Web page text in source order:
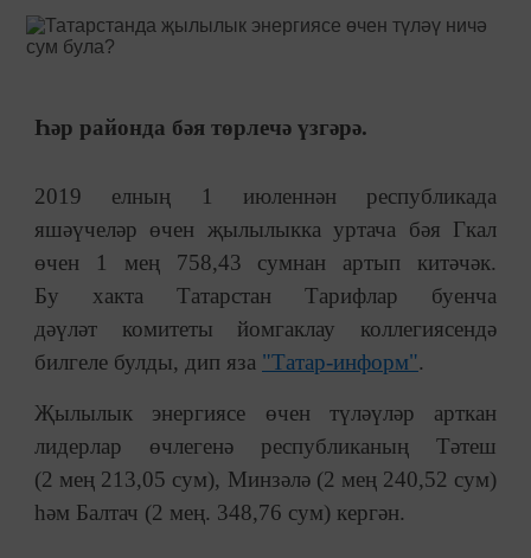
Һәр районда бәя төрлечә үзгәрә.
2019 елның 1 июленнән республикада
яшәүчеләр өчен җылылыкка уртача бәя Гкал
өчен 1 мең 758,43 сумнан артып китәчәк.
Бу хакта Татарстан Тарифлар буенча
дәүләт комитеты йомгаклау коллегиясендә
билгеле булды, дип яза "Татар-информ".
Җылылык энергиясе өчен түләүләр арткан
лидерлар өчлегенә республиканың Тәтеш
(2 мең 213,05 сум), Минзәлә (2 мең 240,52 сум)
һәм Балтач (2 мең. 348,76 сум) кергән.